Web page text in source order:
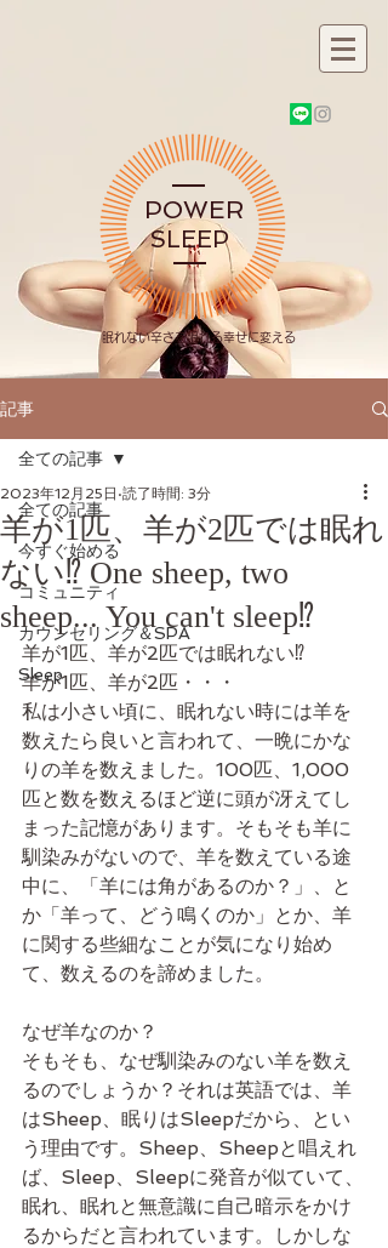
POWER
SLEEP
​眠れない辛さを眠れる幸せに変える
記事
全ての記事
今すぐ始める
コミュニティ
カウンセリング＆SPA
Sleep
全ての記事
羊が1匹、羊が2匹では眠れ
ない⁉ One sheep, two
sheep... You can't sleep⁉
2023年12月25日 読了時間: 3分
羊が1匹、羊が2匹では眠れない⁉
羊が1匹、羊が2匹・・・
私は小さい頃に、眠れない時には羊を
数えたら良いと言われて、一晩にかな
りの羊を数えました。100匹、1,000
匹と数を数えるほど逆に頭が冴えてし
まった記憶があります。そもそも羊に
馴染みがないので、羊を数えている途
中に、「羊には角があるのか？」、と
か「羊って、どう鳴くのか」とか、羊
に関する些細なことが気になり始め
て、数えるのを諦めました。
なぜ羊なのか？
そもそも、なぜ馴染みのない羊を数え
るのでしょうか？それは英語では、羊
はSheep、眠りはSleepだから、とい
う理由です。Sheep、Sheepと唱えれ
ば、Sleep、Sleepに発音が似ていて、
眠れ、眠れと無意識に自己暗示をかけ
るからだと言われています。しかしな